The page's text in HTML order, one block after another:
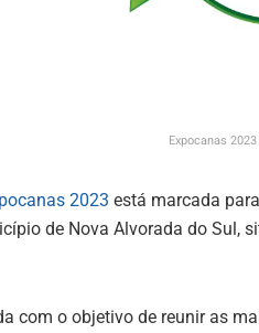
Expocanas
2023 está marcada
de Nova Alvorada do Sul,
com o objetivo de reunir as